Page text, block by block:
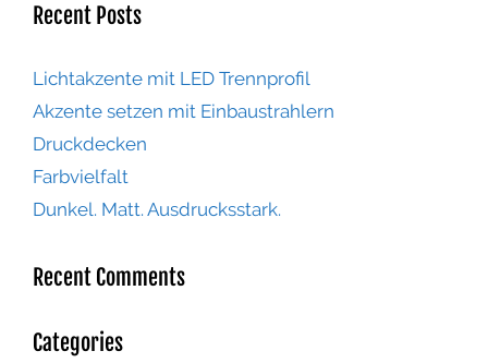
Recent Posts
Lichtakzente mit LED Trennprofil
Akzente setzen mit Einbaustrahlern
Druckdecken
Farbvielfalt
Dunkel. Matt. Ausdrucksstark.
Recent Comments
Categories